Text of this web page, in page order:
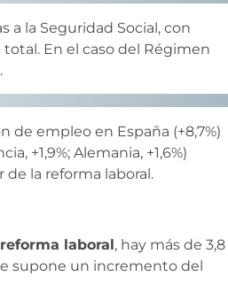
a la Seguridad Social, con
total. En el caso del Régimen
de empleo en España (+8,7%)
+1,9%; Alemania, +1,6%)
de la reforma laboral.
laboral, hay más de 3,8
supone un incremento del